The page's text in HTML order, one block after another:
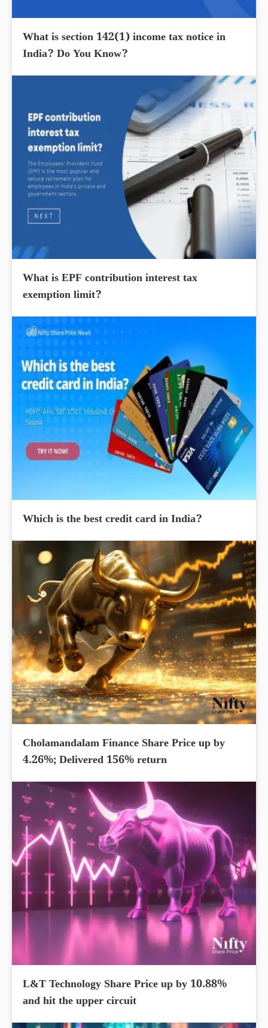
What is section 142(1) income tax notice in
India? Do You Know?
What is EPF contribution interest tax
exemption limit?
Which is the best credit card in India?
Cholamandalam Finance Share Price up by
4.26%; Delivered 156% return
L&T Technology Share Price up by 10.88%
and hit the upper circuit